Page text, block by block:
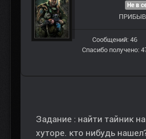
Не в
Сообщений: 46
Спасибо получено:
Задание : найти тайник
хуторе. кто нибудь